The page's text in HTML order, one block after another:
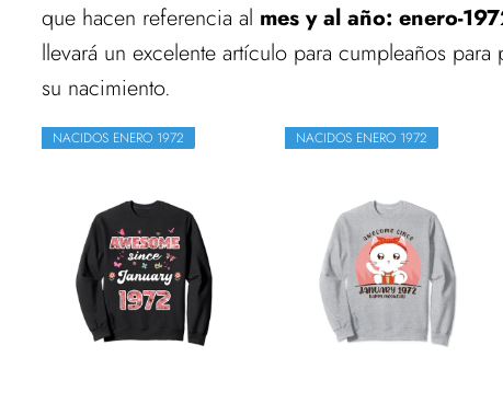
que hacen referencia al mes y al año: enero-
llevará un excelente artículo para cumpleaños
su nacimiento.
NACIDOS ENERO 1972 NACIDOS ENERO 1972